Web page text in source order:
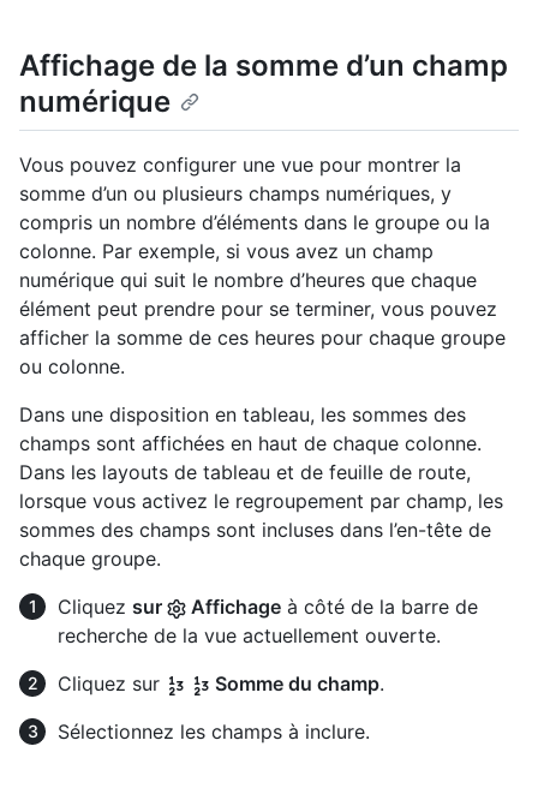
Affichage de la somme d’un champ
numérique
Vous pouvez configurer une vue pour montrer la
somme d’un ou plusieurs champs numériques, y
compris un nombre d’éléments dans le groupe ou la
colonne. Par exemple, si vous avez un champ
numérique qui suit le nombre d’heures que chaque
élément peut prendre pour se terminer, vous pouvez
afficher la somme de ces heures pour chaque groupe
ou colonne.
Dans une disposition en tableau, les sommes des
champs sont affichées en haut de chaque colonne.
Dans les layouts de tableau et de feuille de route,
lorsque vous activez le regroupement par champ, les
sommes des champs sont incluses dans l’en-tête de
chaque groupe.
Cliquez sur Affichage à côté de la barre de
recherche de la vue actuellement ouverte.
Cliquez sur
Somme du champ.
Sélectionnez les champs à inclure.